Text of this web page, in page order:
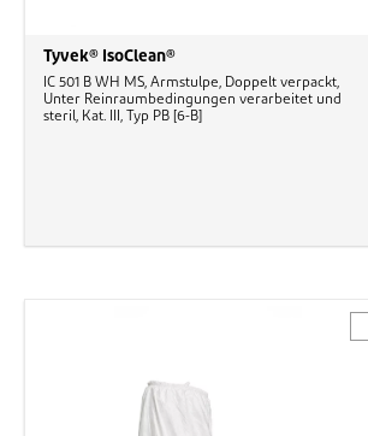
Tyvek® IsoClean®
IC 501 B WH MS, Armstulpe, Doppelt verpackt,
Unter Reinraumbedingungen verarbeitet und
steril, Kat. III, Typ PB [6-B]